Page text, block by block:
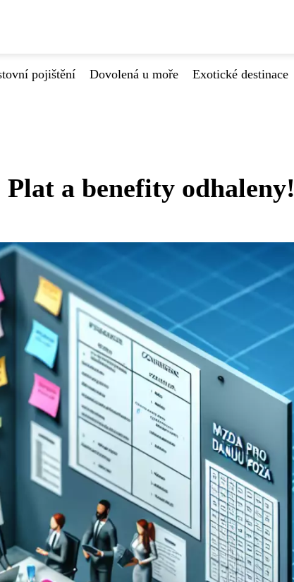
pojištění Dovolená u moře Exotické destinace
a benefity odhaleny!